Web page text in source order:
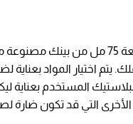
زجاجة الرضاعة للرضع بسعة 75 مل
اختيار المواد بعناية
الأخرى التي قد تكون ضارة